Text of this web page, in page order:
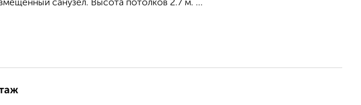
санузел. Высота потолков 2.7 м. ...